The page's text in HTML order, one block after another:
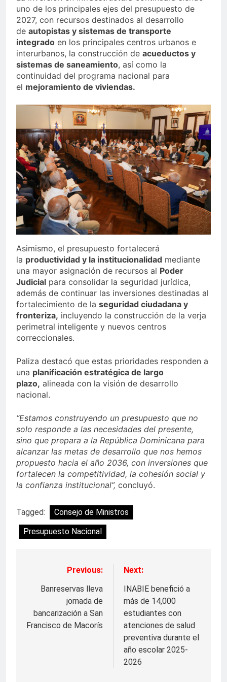
uno de los principales ejes del presupuesto de
2027, con recursos destinados al desarrollo
de autopistas y sistemas de transporte
integrado en los principales centros urbanos e
interurbanos, la construcción de acueductos y
sistemas de saneamiento, así como la
continuidad del programa nacional para
el mejoramiento de viviendas.
Asimismo, el presupuesto fortalecerá
la productividad y la institucionalidad mediante
una mayor asignación de recursos al Poder
Judicial para consolidar la seguridad jurídica,
además de continuar las inversiones destinadas al
fortalecimiento de la seguridad ciudadana y
fronteriza, incluyendo la construcción de la verja
perimetral inteligente y nuevos centros
correccionales.
Paliza destacó que estas prioridades responden a
una planificación estratégica de largo
plazo, alineada con la visión de desarrollo
nacional.
“Estamos construyendo un presupuesto que no
solo responde a las necesidades del presente,
sino que prepara a la República Dominicana para
alcanzar las metas de desarrollo que nos hemos
propuesto hacia el año 2036, con inversiones que
fortalecen la competitividad, la cohesión social y
la confianza institucional”, concluyó.
Tagged:
Consejo de Ministros
Presupuesto Nacional
Navegación
entradas
Previous:
Banreservas lleva
jornada de
bancarización a San
Francisco de Macorís
Next:
INABIE benefició a
más de 14,000
estudiantes con
atenciones de salud
preventiva durante el
año escolar 2025-
2026